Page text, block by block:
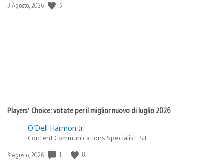
Data
3 Agosto, 2026 5
Players’ Choice: votate per il miglior nuovo di luglio 2026
O’Dell Harmon Jr.
Content Communications Specialist, SIE
Data
3 Agosto, 2026 1 8